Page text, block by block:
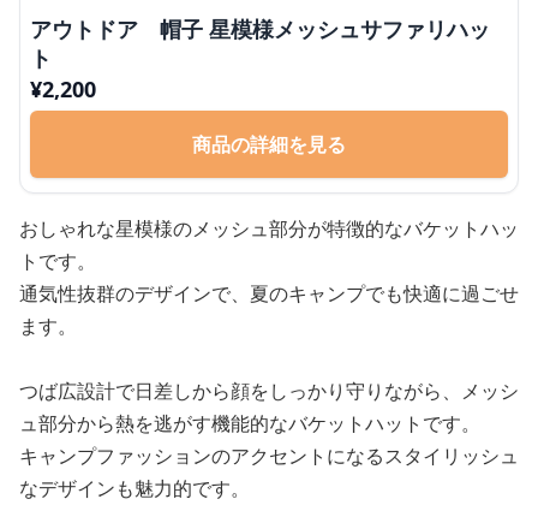
アウトドア 帽子 星模様メッシュサファリハッ
ト
¥2,200
商品の詳細を見る
おしゃれな星模様のメッシュ部分が特徴的なバケットハッ
トです。
通気性抜群のデザインで、夏のキャンプでも快適に過ごせ
ます。
つば広設計で日差しから顔をしっかり守りながら、メッシ
ュ部分から熱を逃がす機能的なバケットハットです。
キャンプファッションのアクセントになるスタイリッシュ
なデザインも魅力的です。